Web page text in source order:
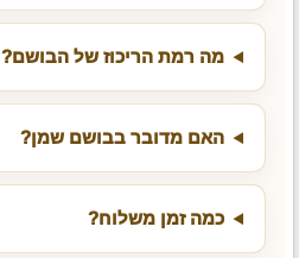
מה רמת הריכוז של הבושם?
האם מדובר בבושם שמן?
כמה זמן משלוח?